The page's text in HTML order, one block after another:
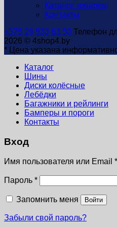
Каталог товаров
Контакты
+375 29 533 63 50 Телефон
2026 © 4shop4.by
* Цена указана
Каталог
Шины
Диски колёсные
Лебёдки
Багажники и рейлинги
Бамперы и пороги
Контакты
Вход
Имя пользователя или Email *
Пароль *
Запомнить меня Войти
Забыли свой пароль?